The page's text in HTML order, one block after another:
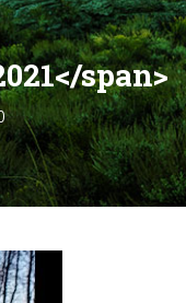
span>